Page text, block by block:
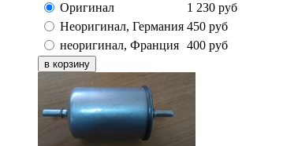
Оригинал 1 230 руб
Неоригинал, Германия 450 руб
неоригинал, Франция 400 руб